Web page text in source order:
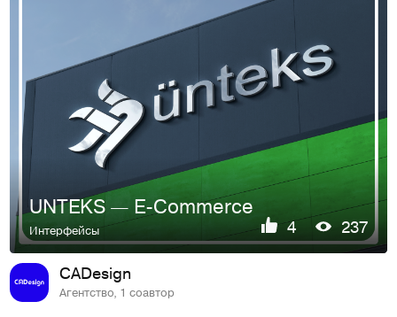
UNTEKS — E-Commerce
Интерфейсы 4 237
CADesign
Агентство, 1 соавтор